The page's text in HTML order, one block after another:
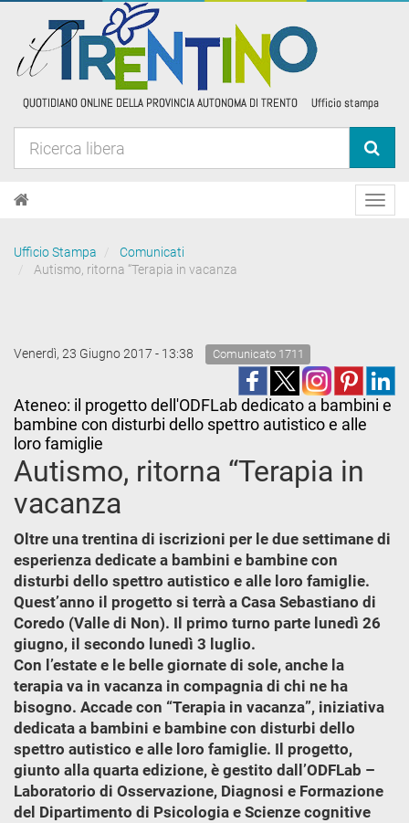
Ufficio Stampa
Comunicati
Autismo, ritorna “Terapia in vacanza
Venerdì, 23 Giugno 2017 - 13:38 Comunicato 1711
Ateneo: il progetto dell'ODFLab dedicato a bambini e
bambine con disturbi dello spettro autistico e alle
loro famiglie
Autismo, ritorna “Terapia in
vacanza
Oltre una trentina di iscrizioni per le due settimane di
esperienza dedicate a bambini e bambine con
disturbi dello spettro autistico e alle loro famiglie.
Quest’anno il progetto si terrà a Casa Sebastiano di
Coredo (Valle di Non). Il primo turno parte lunedì 26
giugno, il secondo lunedì 3 luglio.
Con l’estate e le belle giornate di sole, anche la
terapia va in vacanza in compagnia di chi ne ha
bisogno. Accade con “Terapia in vacanza”, iniziativa
dedicata a bambini e bambine con disturbi dello
spettro autistico e alle loro famiglie. Il progetto,
giunto alla quarta edizione, è gestito dall’ODFLab –
Laboratorio di Osservazione, Diagnosi e Formazione
del Dipartimento di Psicologia e Scienze cognitive